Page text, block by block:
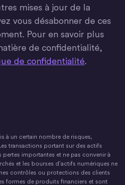
mises à jour de la
vous désabonner de ces
Pour en savoir plus
de confidentialité,
de confidentialité.
monétaire
à un certain nombre de risques,
transactions portant sur des actifs
pertes importantes et ne pas convenir à
et les bourses d’actifs numériques ne
contrôles ou protections des clients
formes de produits financiers et sont